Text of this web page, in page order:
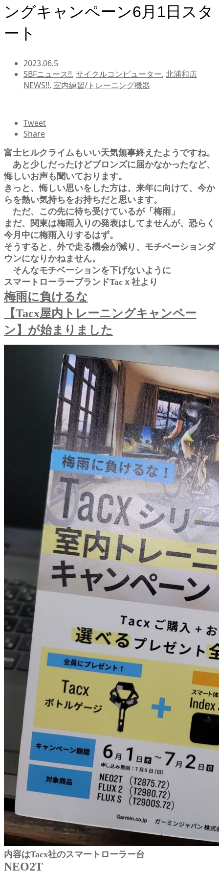
ングキャンペーン6月1日スタ
ート
2023.06.5
SBFニュース!!, サイクルコンピューター, 北浦和店
NEWS!!, 室内練習/トレーニング機器
Tweet
Share
富士ヒルクライムもいい天気無事終えたようですね。
あと少しだったけどブロンズに届かなかったなど、
悔しいお声も聞いております。
きっと、悔しい思いをした方は、来年に向けて、今か
らを熱い気持ちをお持ちだと思います。
ただ、この先に待ち受けているが「梅雨」
まだ、関東は梅雨入りの発表はしてませんが、恐らく
今月中に梅雨入りするはず。
そうすると、外で走る機会が減り、モチベーションダ
ウンになりかねません。
そんなモチベーションを下げないように
スマートローラーブランドTacｘ社より
梅雨に負けるな
【Tacx屋内トレーニングキャンペー
ン】が始まりました
内容はTacx社のスマートローラー台
NEO2T